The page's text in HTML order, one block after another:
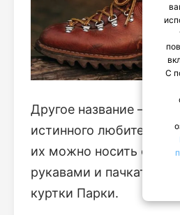
Другое название –
истинного любителя
их можно носить с
рукавами и пачкаться.
куртки Парки.
С